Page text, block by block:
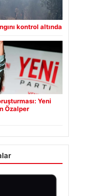
kontrol altında
Yeni
Özalper